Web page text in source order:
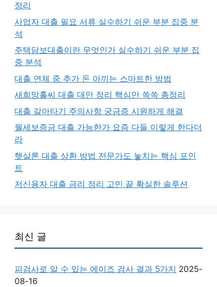
정리
사업자 대출 필요 서류 실수하기 쉬운 부분 집중 분
석
주택담보대출이란 무엇인가 실수하기 쉬운 부분 집
중 분석
대출 연체 중 추가 돈 아끼는 스마트한 방법
새희망홀씨 대출 대안 정리 핵심만 쏙쏙 총정리
대출 갈아타기 주의사항 궁금증 시원하게 해결
월세보증금 대출 가능한가 요즘 다들 이렇게 한다더
라
햇살론 대출 상환 방법 전문가도 놓치는 핵심 포인
트
저신용자 대출 금리 정리 고민 끝 확실한 솔루션
최신 글
피검사로 알 수 있는 에이즈 검사 결과 5가지 2025-
08-16